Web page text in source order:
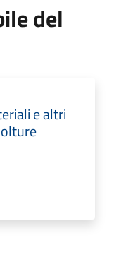
del
e altri